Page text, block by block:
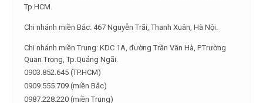
Tp.HCM.
Chi nhánh miền Bắc: 467 Nguyễn Trãi, Thanh Xuân, Hà Nội.
Chi nhánh miền Trung: KDC 1A, đường Trần Văn Hà, P.Trường
Quan Trọng, Tp.Quảng Ngãi.
0903.852.645 (TP.HCM)
0909.555.709 (miền Bắc)
0987.228.220 (miền Trung)